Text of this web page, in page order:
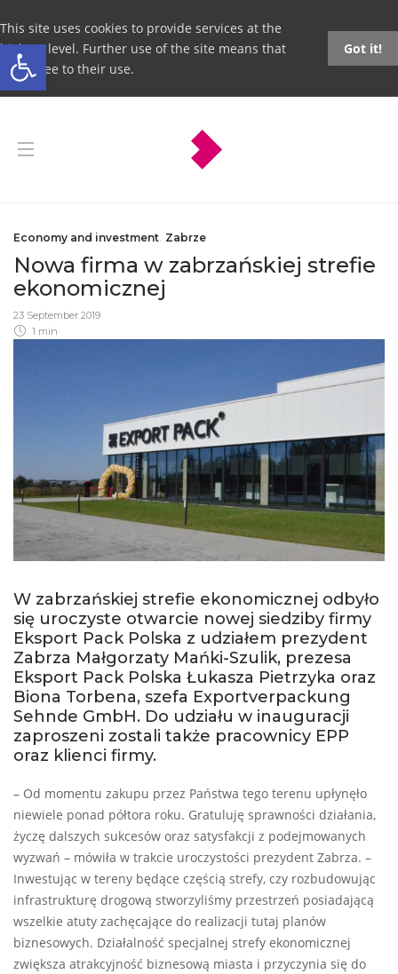
Open toolbar
This site uses cookies to provide services at the
highest level. Further use of the site means that
you agree to their use.
Got it!
Economy and investment, Zabrze
Nowa firma w zabrzańskiej strefie
ekonomicznej
23 September 2019
1 min
W zabrzańskiej strefie ekonomicznej odbyło
się uroczyste otwarcie nowej siedziby firmy
Eksport Pack Polska z udziałem prezydent
Zabrza Małgorzaty Mańki-Szulik, prezesa
Eksport Pack Polska Łukasza Pietrzyka oraz
Biona Torbena, szefa Exportverpackung
Sehnde GmbH. Do udziału w inauguracji
zaproszeni zostali także pracownicy EPP
oraz klienci firmy.
– Od momentu zakupu przez Państwa tego terenu upłynęło
niewiele ponad półtora roku. Gratuluję sprawności działania,
życzę dalszych sukcesów oraz satysfakcji z podejmowanych
wyzwań – mówiła w trakcie uroczystości prezydent Zabrza. –
Inwestując w tereny będące częścią strefy, czy rozbudowując
infrastrukturę drogową stworzyliśmy przestrzeń posiadającą
wszelkie atuty zachęcające do realizacji tutaj planów
biznesowych. Działalność specjalnej strefy ekonomicznej
zwiększa atrakcyjność biznesową miasta i przyczynia się do